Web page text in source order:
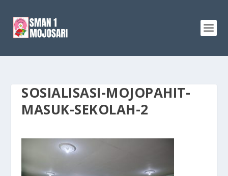
SOSIALISASI-MOJOPAHIT-
MASUK-SEKOLAH-2